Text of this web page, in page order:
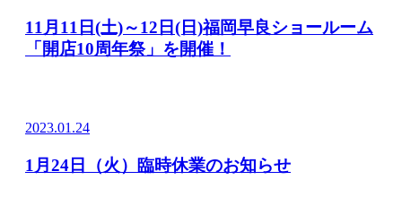
11月11日(土)～12日(日)福岡早良ショールーム
「開店10周年祭」を開催！
2023.01.24
1月24日（火）臨時休業のお知らせ